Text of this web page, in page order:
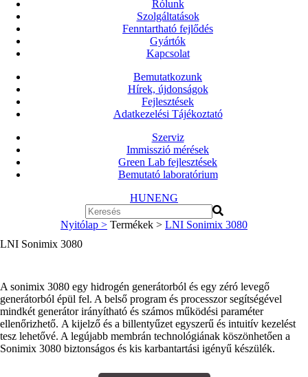
Rólunk
Szolgáltatások
Fenntartható fejlődés
Gyártók
Kapcsolat
Bemutatkozunk
Hírek, újdonságok
Fejlesztések
Adatkezelési Tájékoztató
Szerviz
Immisszió mérések
Green Lab fejlesztések
Bemutató laboratórium
HUNENG
Nyitólap > Termékek > LNI Sonimix 3080
LNI Sonimix 3080
A sonimix 3080 egy hidrogén generátorból és egy zéró levegő
generátorból épül fel. A belső program és processzor segítségével
mindkét generátor irányítható és számos működési paraméter
ellenőrizhető. A kijelző és a billentyűzet egyszerű és intuitív kezelést
tesz lehetővé. A legújabb membrán technológiának köszönhetően a
Sonimix 3080 biztonságos és kis karbantartási igényű készülék.